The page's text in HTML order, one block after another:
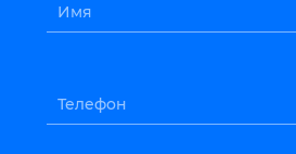
Имя
Телефон